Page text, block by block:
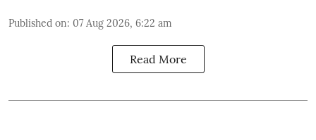
Published on: 07 Aug 2026, 6:22 am
Read More